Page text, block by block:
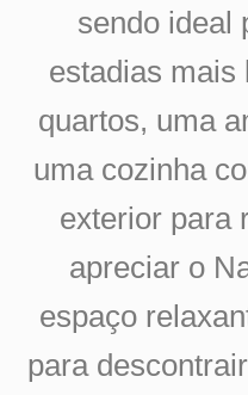
sendo ideal
estadias mais
quartos, uma
uma cozinha
exterior para
apreciar o
espaço
para